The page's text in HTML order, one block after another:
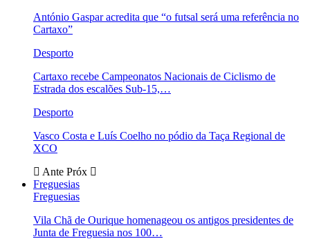
António Gaspar acredita que “o futsal será uma referência no
Cartaxo”
Desporto
Cartaxo recebe Campeonatos Nacionais de Ciclismo de
Estrada dos escalões Sub-15,…
Desporto
Vasco Costa e Luís Coelho no pódio da Taça Regional de
XCO
Ante Próx
Freguesias
Freguesias
Vila Chã de Ourique homenageou os antigos presidentes de
Junta de Freguesia nos 100…